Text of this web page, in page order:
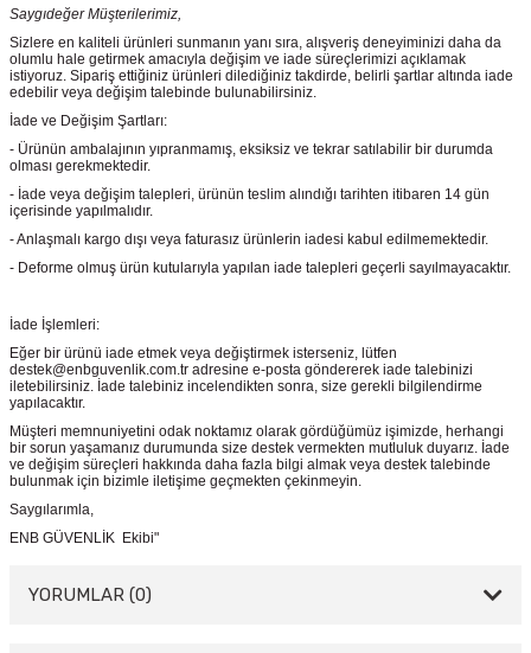
Saygıdeğer Müşterilerimiz,
Sizlere en kaliteli ürünleri sunmanın yanı sıra, alışveriş deneyiminizi daha da
olumlu hale getirmek amacıyla değişim ve iade süreçlerimizi açıklamak
istiyoruz. Sipariş ettiğiniz ürünleri dilediğiniz takdirde, belirli şartlar altında iade
edebilir veya değişim talebinde bulunabilirsiniz.
İade ve Değişim Şartları:
- Ürünün ambalajının yıpranmamış, eksiksiz ve tekrar satılabilir bir durumda
olması gerekmektedir.
- İade veya değişim talepleri, ürünün teslim alındığı tarihten itibaren 14 gün
içerisinde yapılmalıdır.
- Anlaşmalı kargo dışı veya faturasız ürünlerin iadesi kabul edilmemektedir.
- Deforme olmuş ürün kutularıyla yapılan iade talepleri geçerli sayılmayacaktır.
İade İşlemleri:
Eğer bir ürünü iade etmek veya değiştirmek isterseniz, lütfen
destek@enbguvenlik.com.tr adresine e-posta göndererek iade talebinizi
iletebilirsiniz. İade talebiniz incelendikten sonra, size gerekli bilgilendirme
yapılacaktır.
Müşteri memnuniyetini odak noktamız olarak gördüğümüz işimizde, herhangi
bir sorun yaşamanız durumunda size destek vermekten mutluluk duyarız. İade
ve değişim süreçleri hakkında daha fazla bilgi almak veya destek talebinde
bulunmak için bizimle iletişime geçmekten çekinmeyin.
Saygılarımla,
ENB GÜVENLİK Ekibi"
YORUMLAR (0)